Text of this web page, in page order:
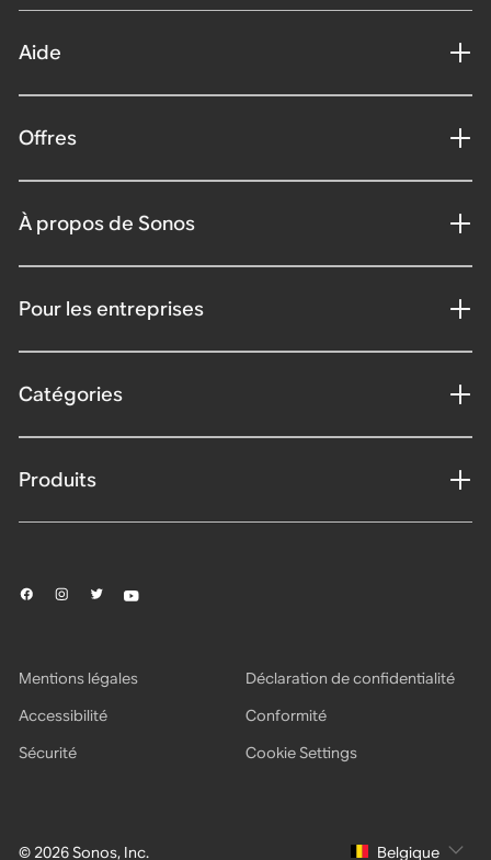
Aide
Offres
À propos de Sonos
Pour les entreprises
Catégories
Produits
© 2026 Sonos, Inc.
Mentions légales
Déclaration de confidentialité
Accessibilité
Conformité
Sécurité
Cookie Settings
Belgique